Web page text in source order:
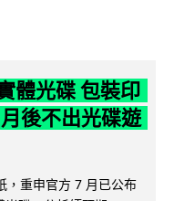
體光碟 包裝印
後不出光碟遊
，重申官方 7 月已公布